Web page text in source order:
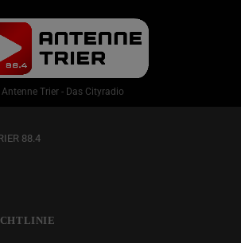
Antenne Trier - Das Cityradio
88.4